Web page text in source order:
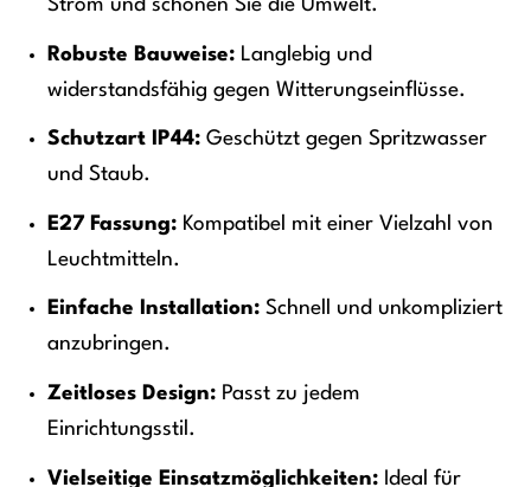
Strom und schonen Sie die Umwelt.
Robuste Bauweise:Langlebig und
widerstandsfähig gegen Witterungseinflüsse.
Schutzart IP44:Geschützt gegen Spritzwasser
und Staub.
E27 Fassung:Kompatibel mit einer Vielzahl von
Leuchtmitteln.
Einfache Installation:Schnell und unkompliziert
anzubringen.
Zeitloses Design:Passt zu jedem
Einrichtungsstil.
Vielseitige Einsatzmöglichkeiten:Ideal für